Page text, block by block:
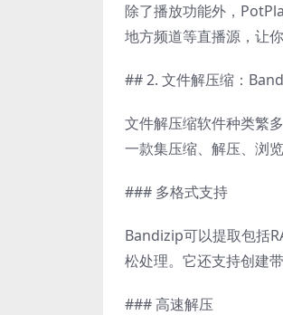
除了播放功能外，
地方频道等直播源，让
## 2. 文件解压缩：
文件解压缩软件种类繁
一款集压缩、解压、浏
### 多格式支持
Bandizip可以提取包括
松处理。它还支持创建
### 高速解压